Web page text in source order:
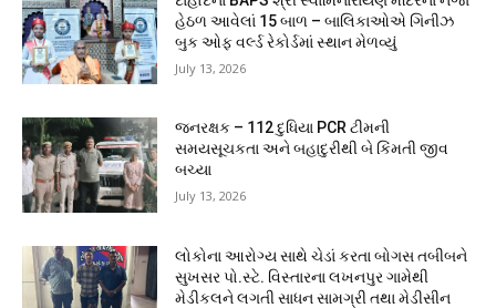
હેઠળ આવેલાં 15 બાળ – બાલિકાઓએ ગિનીઝ
બુક ઓફ વર્લ્ડ રેકોર્ડમાં સ્થાન મેળવ્યું
July 13, 2026
જનરક્ષક – 112 દુધિયા PCR ટીમની
સમયસૂચકતા અને બહાદુરીથી બે કિંમતી જીવ
બચ્યા
July 13, 2026
લોકોના આરોગ્ય સાથે ચેડાં કરતા બોગસ તબીબને
સુખસર પો.સ્ટે. વિસ્તારના લખનપુર ગામેથી
મેડીકલને લગતી સાધન સામગ્રી તથા મેડીસીન